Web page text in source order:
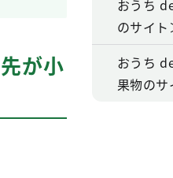
が小
おうち
のサイト
おうち
果物のサ